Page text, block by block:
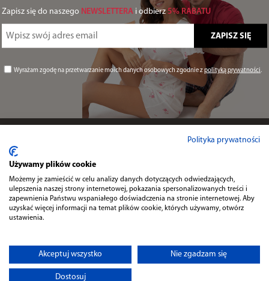
Zapisz się do naszego NEWSLETTERA i odbierz 5% RABATU
Wyrażam zgodę na przetwarzanie moich danych osobowych zgodnie zpolityką prywatności.
Przydatne
Kontakt
Polityka prywatności
Używamy plików cookie
Możemy je zamieścić w celu analizy danych dotyczących odwiedzających,
ulepszenia naszej strony internetowej, pokazania spersonalizowanych treści i
zapewnienia Państwu wspaniałego doświadczenia na stronie internetowej. Aby
uzyskać więcej informacji na temat plików cookie, których używamy, otwórz
ustawienia.
Akceptuj wszystko Nie zgadzam się
Dostosuj